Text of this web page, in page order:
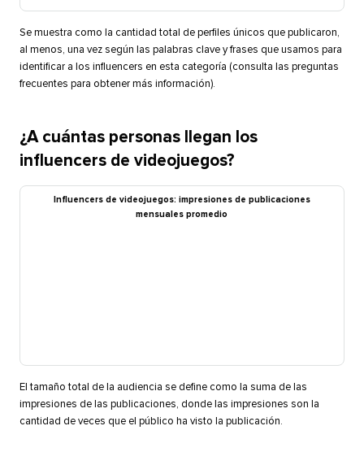
Se muestra como la cantidad total de perfiles únicos que publicaron,
al menos, una vez según las palabras clave y frases que usamos para
identificar a los influencers en esta categoría (consulta las preguntas
frecuentes para obtener más información).​​
¿A cuántas personas llegan los
influencers de videojuegos?​​
Influencers de videojuegos: impresiones de publicaciones
mensuales promedio​​
El tamaño total de la audiencia se define como la suma de las
impresiones de las publicaciones, donde las impresiones son la
cantidad de veces que el público ha visto la publicación.​​